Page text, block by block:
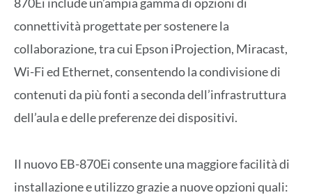
870Ei include un’ampia gamma di opzioni di
connettività progettate per sostenere la
collaborazione, tra cui Epson iProjection, Miracast,
Wi-Fi ed Ethernet, consentendo la condivisione di
contenuti da più fonti a seconda dell’infrastruttura
dell’aula e delle preferenze dei dispositivi.
Il nuovo EB-870Ei consente una maggiore facilità di
installazione e utilizzo grazie a nuove opzioni quali: